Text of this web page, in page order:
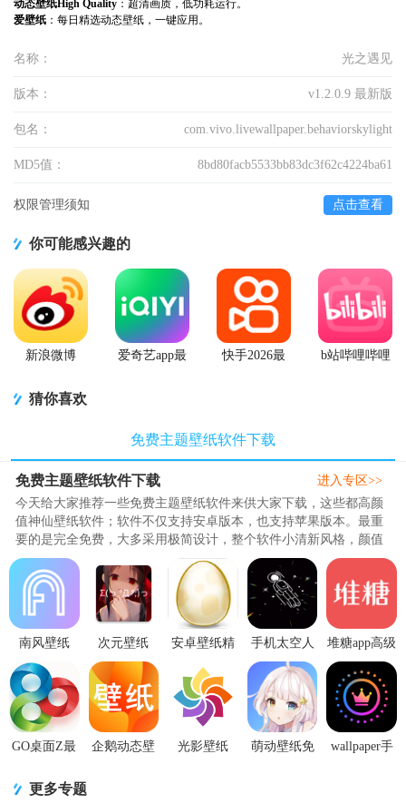
动态壁纸High Quality ：超清画质，低功耗运行。
爱壁纸 ：每日精选动态壁纸，一键应用。
名称： 光之遇见
版本： v1.2.0.9 最新版
包名： com.vivo.livewallpaper.behaviorskylight
MD5值： 8bd80facb5533bb83dc3f62c4224ba61
权限管理须知 点击查看
你可能感兴趣的
新浪微博
爱奇艺app最
快手2026最
b站哔哩哔哩
猜你喜欢
免费主题壁纸软件下载
免费主题壁纸软件下载
今天给大家推荐一些免费主题壁纸软件来供大家下载，这些都高颜
值神仙壁纸软件；软件不仅支持安卓版本，也支持苹果版本。最重
要的是完全免费，大多采用极简设计，整个软件小清新风格，颜值
非常高，每个版块布局清晰，..
进入专区>>
南风壁纸
1.2.2安卓最
新版
次元壁纸
2026高级版
2.5.1 去广告
推荐精简VI
安卓壁纸精
5.15.32 去广
告版
手机太空人
动态壁纸原
图高清无水
印免费版
堆糖app高级
专业版
v8.19.1纯净
无限制版
GO桌面Z最
安卓专业版
企鹅动态壁
光影壁纸
萌动壁纸免
wallpaper手
更多专题